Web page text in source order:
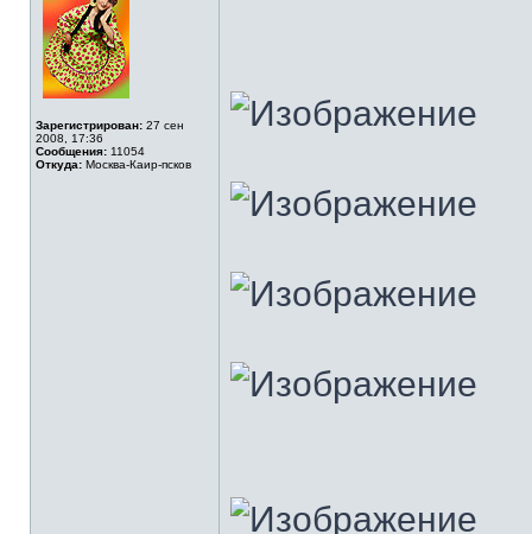
Зарегистрирован: 27 сен
2008, 17:36
Сообщения: 11054
Откуда: Москва-Каир-псков